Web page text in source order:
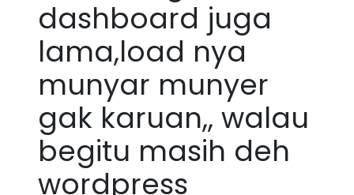
dashboard juga
lama,load nya
munyar munyer
gak karuan,, walau
begitu masih deh
wordpress